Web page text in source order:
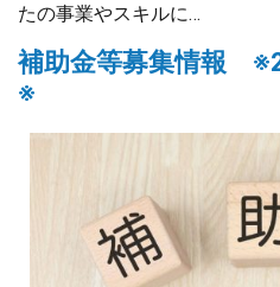
たの事業やスキルに…
補助金等募集情報
※